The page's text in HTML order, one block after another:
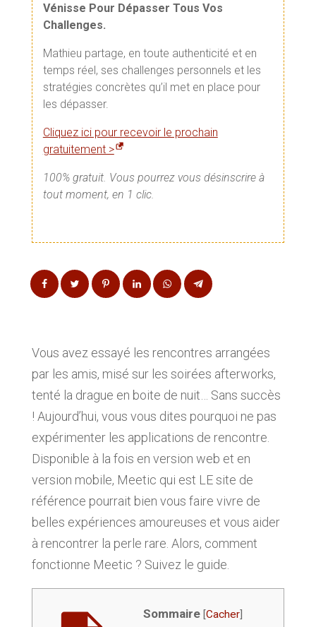
Vénisse Pour Dépasser Tous Vos
Challenges.
Mathieu partage, en toute authenticité et en
temps réel, ses challenges personnels et les
stratégies concrètes qu’il met en place pour
les dépasser.
Cliquez ici pour recevoir le prochain
gratuitement >
100% gratuit. Vous pourrez vous désinscrire à
tout moment, en 1 clic.
Vous avez essayé les rencontres arrangées
par les amis, misé sur les soirées afterworks,
tenté la drague en boite de nuit… Sans succès
! Aujourd’hui, vous vous dites pourquoi ne pas
expérimenter les applications de rencontre.
Disponible à la fois en version web et en
version mobile, Meetic qui est LE site de
référence pourrait bien vous faire vivre de
belles expériences amoureuses et vous aider
à rencontrer la perle rare. Alors, comment
fonctionne Meetic ? Suivez le guide.
Sommaire [Cacher]